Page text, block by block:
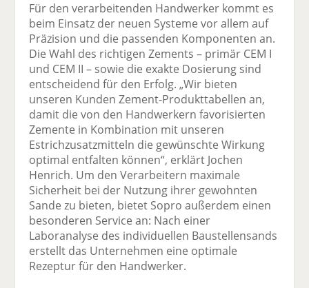
Für den verarbeitenden Handwerker kommt es
beim Einsatz der neuen Systeme vor allem auf
Präzision und die passenden Komponenten an.
Die Wahl des richtigen Zements – primär CEM I
und CEM II – sowie die exakte Dosierung sind
entscheidend für den Erfolg. „Wir bieten
unseren Kunden Zement-Produkttabellen an,
damit die von den Handwerkern favorisierten
Zemente in Kombination mit unseren
Estrichzusatzmitteln die gewünschte Wirkung
optimal entfalten können“, erklärt Jochen
Henrich. Um den Verarbeitern maximale
Sicherheit bei der Nutzung ihrer gewohnten
Sande zu bieten, bietet Sopro außerdem einen
besonderen Service an: Nach einer
Laboranalyse des individuellen Baustellensands
erstellt das Unternehmen eine optimale
Rezeptur für den Handwerker.